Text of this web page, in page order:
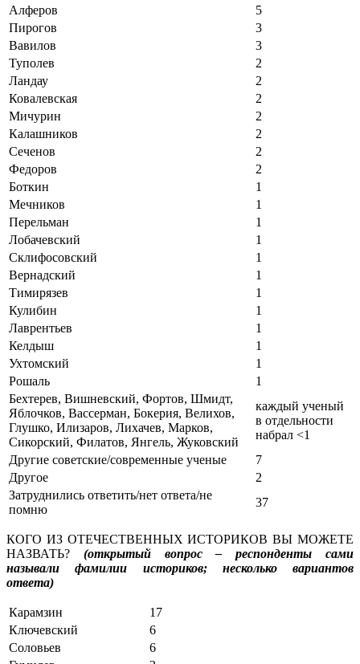
Алферов
5
Пирогов
3
Вавилов
3
Туполев
2
Ландау
2
Ковалевская
2
Мичурин
2
Калашников
2
Сеченов
2
Федоров
2
Боткин
1
Мечников
1
Перельман
1
Лобачевский
1
Склифосовский
1
Вернадский
1
Тимирязев
1
Кулибин
1
Лаврентьев
1
Келдыш
1
Ухтомский
1
Рошаль
1
Бехтерев, Вишневский, Фортов, Шмидт,
Яблочков, Вассерман, Бокерия, Велихов,
Глушко, Илизаров, Лихачев, Марков,
Сикорский, Филатов, Янгель, Жуковский
каждый ученый
в отдельности
набрал <1
Другие советские/современные ученые
7
Другое
2
Затруднились ответить/нет ответа/не
помню
37
КОГО ИЗ ОТЕЧЕСТВЕННЫХ ИСТОРИКОВ ВЫ МОЖЕТЕ
НАЗВАТЬ? (открытый вопрос – респонденты сами
называли фамилии историков; несколько вариантов
ответа)
Карамзин
17
Ключевский
6
Соловьев
6